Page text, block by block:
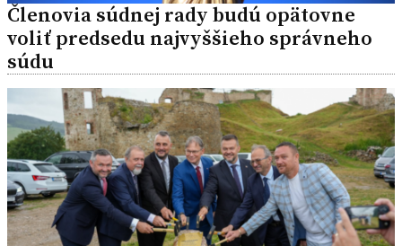
Členovia súdnej rady budú opätovne
voliť predsedu najvyššieho správneho
súdu